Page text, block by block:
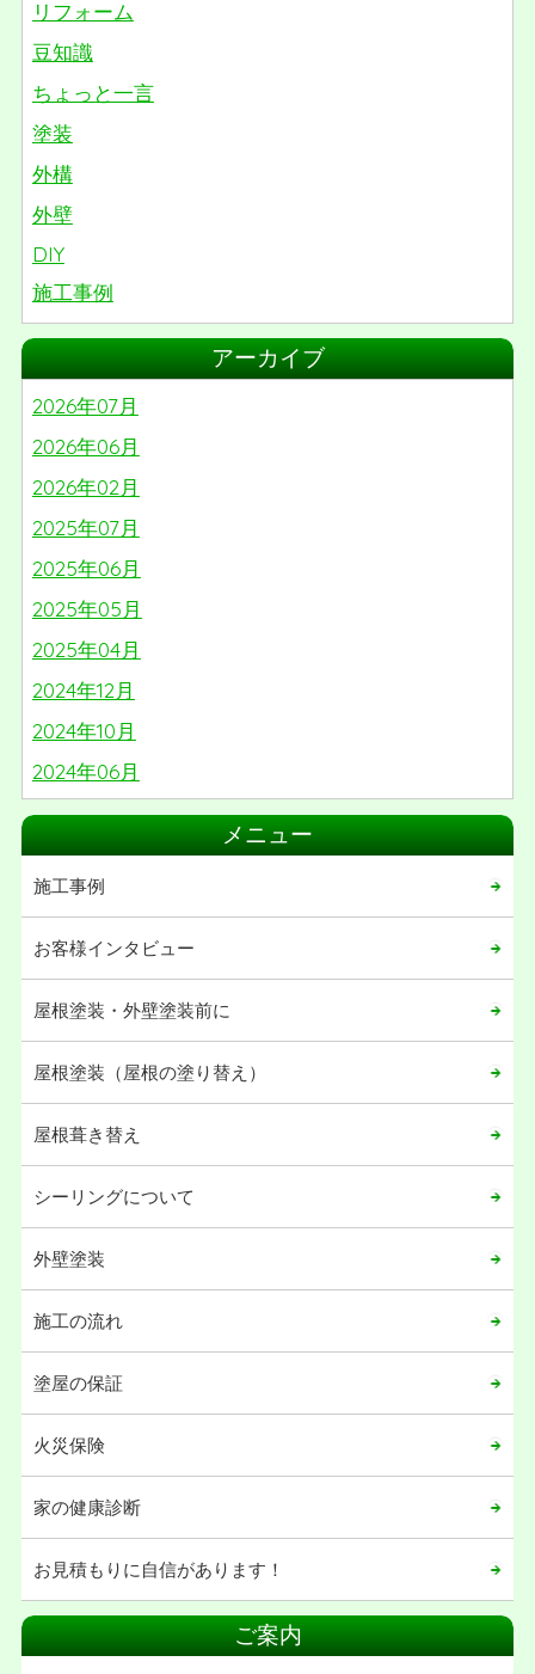
リフォーム
豆知識
ちょっと一言
塗装
外構
外壁
DIY
施工事例
リノベーション
屋根
番外編
アーカイブ
2026年07月
2026年06月
2026年02月
2025年07月
2025年06月
2025年05月
2025年04月
2024年12月
2024年10月
2024年06月
2024年05月
2024年03月
2024年02月
2024年01月
2023年06月
2023年05月
2023年02月
2022年12月
2022年05月
2021年10月
2021年04月
2021年02月
2021年01月
2020年12月
2020年11月
2020年08月
メニュー
施工事例
お客様インタビュー
屋根塗装・外壁塗装前に
屋根塗装（屋根の塗り替え）
屋根葺き替え
シーリングについて
外壁塗装
施工の流れ
塗屋の保証
火災保険
家の健康診断
お見積もりに自信があります！
ご案内